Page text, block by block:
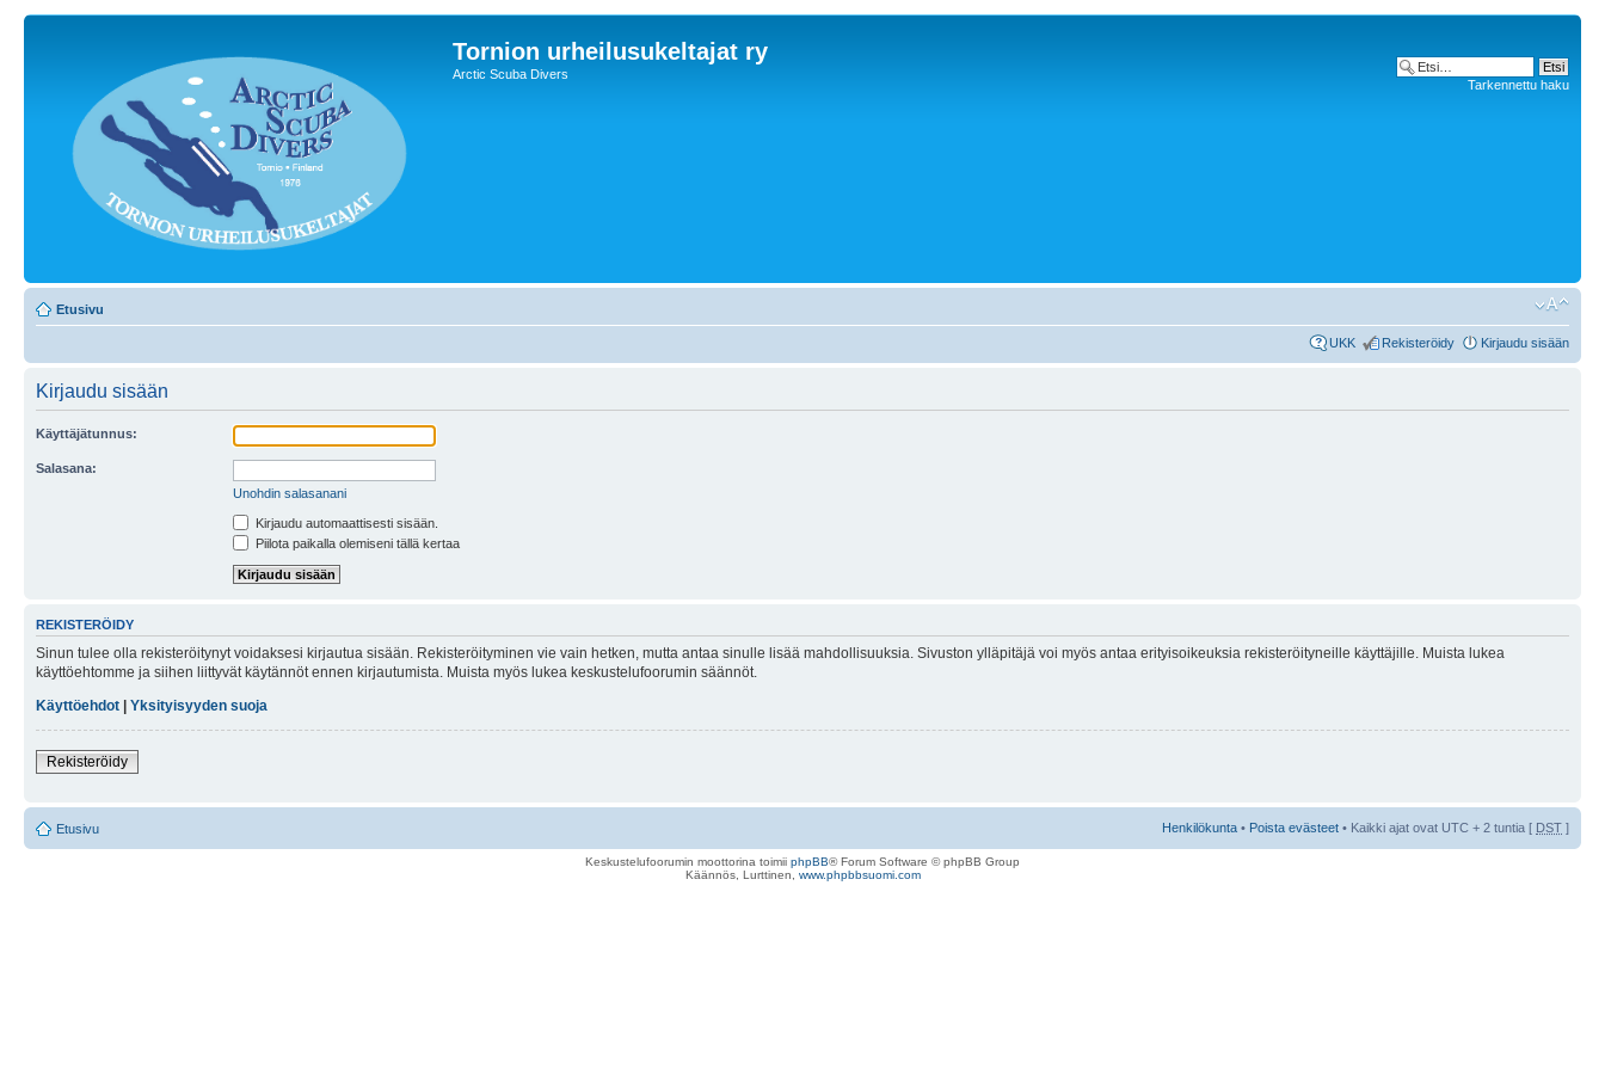
Tornion urheilusukeltajat ry
Arctic Scuba Divers
Tarkennettu haku
Etusivu
UKK Rekisteröidy Kirjaudu sisään
Kirjaudu sisään
Käyttäjätunnus:
Salasana:
Unohdin salasanani
Kirjaudu automaattisesti sisään.
Piilota paikalla olemiseni tällä kertaa
REKISTERÖIDY
Sinun tulee olla rekisteröitynyt voidaksesi kirjautua sisään. Rekisteröityminen vie vain hetken, mutta antaa sinulle lisää mahdollisuuksia. Sivuston ylläpitäjä voi myös antaa erityisoikeuksia rekisteröityneille käyttäjille. Muista lukea
käyttöehtomme ja siihen liittyvät käytännöt ennen kirjautumista. Muista myös lukea keskustelufoorumin säännöt.
Käyttöehdot | Yksityisyyden suoja
Rekisteröidy
Etusivu Henkilökunta • Poista evästeet • Kaikki ajat ovat UTC + 2 tuntia [ DST ]
Keskustelufoorumin moottorina toimii phpBB® Forum Software © phpBB Group
Käännös, Lurttinen, www.phpbbsuomi.com